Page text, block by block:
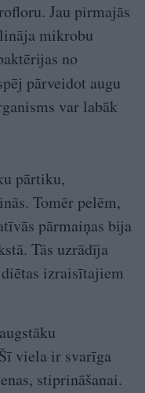
Jau pirmajās
mikrobu
no
pārveidot augu
var labāk
pārtiku,
Tomēr pelēm,
pārmaiņas bija
Tās uzrādīja
izraisītajiem
viela ir svarīga
stiprināšanai.